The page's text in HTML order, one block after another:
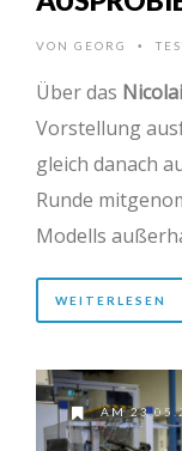
VON GEORG •
Über das
Vorstellung
gleich danach
Runde
Modells
WEITERLESEN
AM